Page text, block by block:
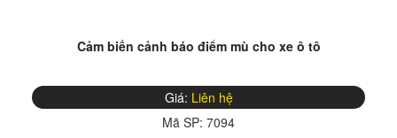
Cảm biến cảnh báo điểm mù cho xe ô tô
Giá: Liên hệ
Mã SP: 7094